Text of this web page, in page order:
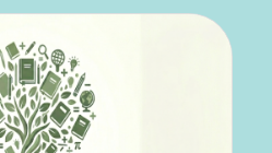
EM TODOS OS